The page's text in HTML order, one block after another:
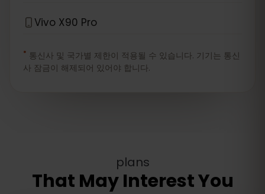
Vivo X90 Pro
* 통신사 및 국가별 제한이 적용될 수 있습니다. 기기는 통신
사 잠금이 해제되어 있어야 합니다.
plans
That May Interest You